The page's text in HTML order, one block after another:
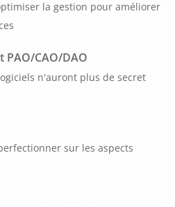
la gestion pour améliorer
PAO/CAO/DAO
n'auront plus de secret
sur les aspects